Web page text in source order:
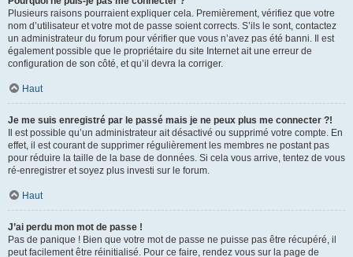
Plusieurs raisons pourraient expliquer cela. Premièrement, vérifiez que votre
nom d’utilisateur et votre mot de passe soient corrects. S’ils le sont, contactez
un administrateur du forum pour vérifier que vous n’avez pas été banni. Il est
également possible que le propriétaire du site Internet ait une erreur de
configuration de son côté, et qu’il devra la corriger.
Haut
Je me suis enregistré par le passé mais je ne peux plus me connecter ?!
Il est possible qu’un administrateur ait désactivé ou supprimé votre compte. En
effet, il est courant de supprimer régulièrement les membres ne postant pas
pour réduire la taille de la base de données. Si cela vous arrive, tentez de vous
ré-enregistrer et soyez plus investi sur le forum.
Haut
J’ai perdu mon mot de passe !
Pas de panique ! Bien que votre mot de passe ne puisse pas être récupéré, il
peut facilement être réinitialisé. Pour ce faire, rendez vous sur la page de